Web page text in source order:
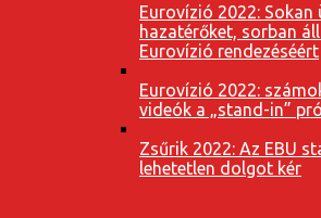
Eurovízió 2022: Sokan
hazatérőket, sorban
Eurovízió rendezéséért
Eurovízió 2022:
videók a „stand-in”
Zsűrik 2022: Az EBU
lehetetlen dolgot kér